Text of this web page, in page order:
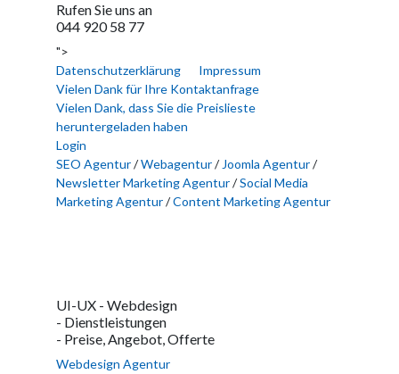
Rufen Sie uns an
044 920 58 77
">
Datenschutzerklärung
Impressum
Vielen Dank für Ihre Kontaktanfrage
Vielen Dank, dass Sie die Preislieste
heruntergeladen haben
Login
SEO Agentur/Webagentur/Joomla Agentur/
Newsletter Marketing Agentur/Social Media
Marketing Agentur/Content Marketing Agentur
UI-UX - Webdesign
- Dienstleistungen
- Preise, Angebot, Offerte
Webdesign Agentur